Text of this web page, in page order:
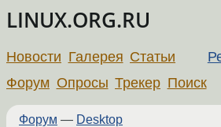
LINUX.ORG.RU
Новости Галерея Статьи
Форум Опросы Трекер Поиск
Форум — Desktop